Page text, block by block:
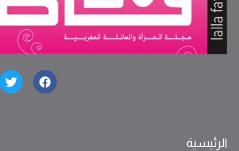
الرئيسية